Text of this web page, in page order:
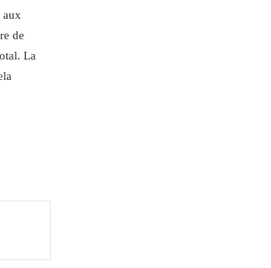
aux
de
La